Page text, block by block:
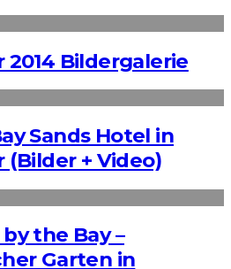
2014 Bildergalerie
Sands Hotel in
(Bilder + Video)
the Bay –
Garten in